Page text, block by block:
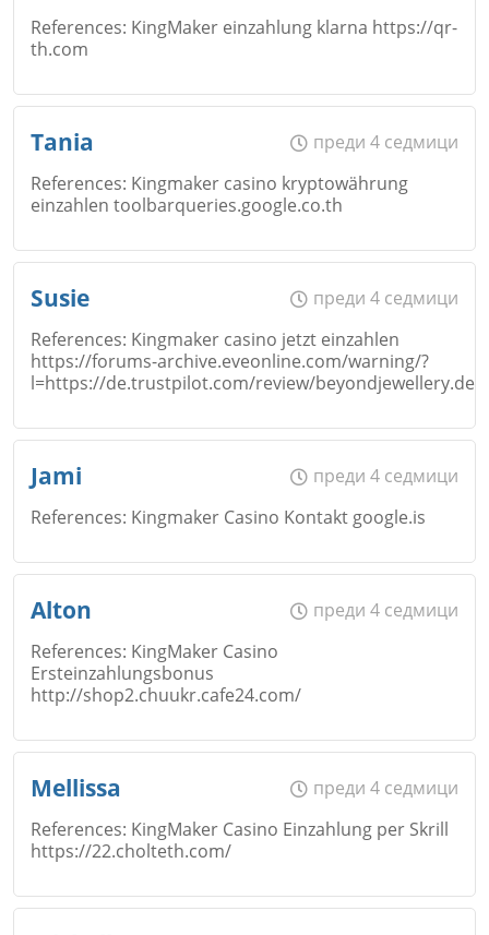
Откажи
Коментар
Откажи
Email
Коментар*
References: KingMaker einzahlung klarna https://qr-
th.com
Email
Коментар*
Откажи
Tania
преди 4 седмици
References: Kingmaker casino kryptowährung
einzahlen toolbarqueries.google.co.th
Email
Коментар*
Susie
преди 4 седмици
References: Kingmaker casino jetzt einzahlen
https://forums-archive.eveonline.com/warning/?
l=https://de.trustpilot.com/review/beyondjewellery.de
Email
Коментар*
Jami
преди 4 седмици
References: Kingmaker Casino Kontakt google.is
Email
Коментар*
Alton
преди 4 седмици
References: KingMaker Casino
Ersteinzahlungsbonus
http://shop2.chuukr.cafe24.com/
Email
Mellissa
преди 4 седмици
References: KingMaker Casino Einzahlung per Skrill
https://22.cholteth.com/